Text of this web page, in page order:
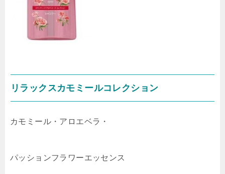
リラックスカモミールコレクション
カモミール・アロエベラ・
パッションフラワーエッセンス